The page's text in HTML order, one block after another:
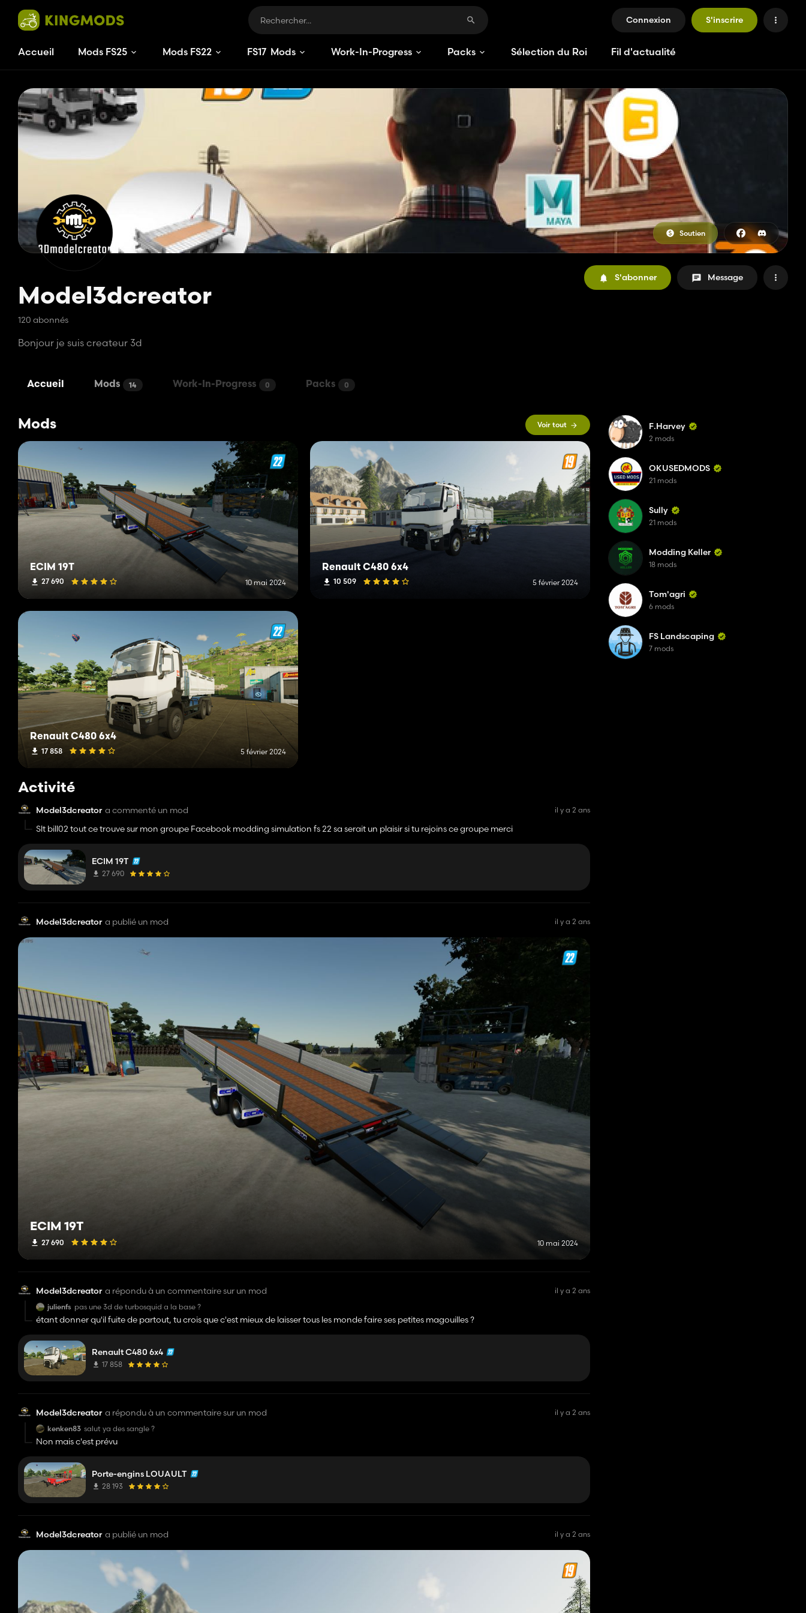
Connexion S'inscrire
Accueil Mods FS25 Mods FS22 FS Mods Work-In-Progress Packs Sélection du Roi Fil d'actualité
Soutien
Model3dcreator
120 abonnés
Bonjour je suis createur 3d
S'abonner Message
Accueil Mods 14 Work-In-Progress 0 Packs 0
Mods Voir tout
ECIM 19T
27 690 10 mai 2024
Renault C480 6x4
10 509 5 février 2024
Renault C480 6x4
17 858 5 février 2024
Activité
Model3dcreator a commenté un mod il y a 2 ans
Slt bill02 tout ce trouve sur mon groupe Facebook modding simulation fs 22 sa serait un plaisir si tu rejoins ce groupe merci
ECIM 19T
27 690
Model3dcreator a publié un mod il y a 2 ans
ECIM 19T
27 690 10 mai 2024
Model3dcreator a répondu à un commentaire sur un mod
il y a 2 ans
julienfs pas une 3d de turbosquid a la base ?
étant donner qu'il fuite de partout, tu crois que c'est mieux de laisser tous les monde faire ses petites magouilles ?
Renault C480 6x4
17 858
Model3dcreator a répondu à un commentaire sur un mod
il y a 2 ans
kenken83 salut ya des sangle ?
Non mais c'est prévu
Porte-engins LOUAULT
28 193
Model3dcreator a publié un mod il y a 2 ans
F.Harvey
2 mods
OKUSEDMODS
21 mods
Sully
21 mods
Modding Keller
18 mods
Tom'agri
6 mods
FS Landscaping
7 mods